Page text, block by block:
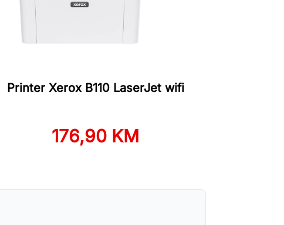
Printer Xerox B110 LaserJet wifi
176,90 KM